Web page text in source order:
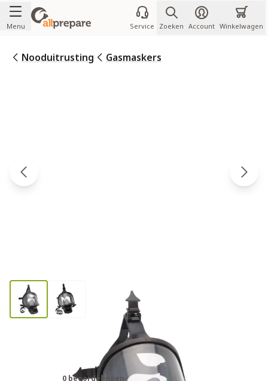
Ga naar de inhoud
Menu Service Zoeken Account Winkelwagen
Nooduitrusting Gasmaskers
Spasciani TR82 volgelaatsmasker /
0 beoordelingen